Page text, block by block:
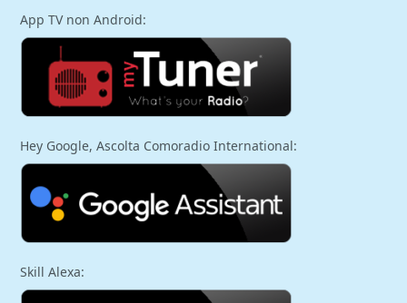
App TV non Android:
Hey Google, Ascolta Comoradio International:
Skill Alexa: